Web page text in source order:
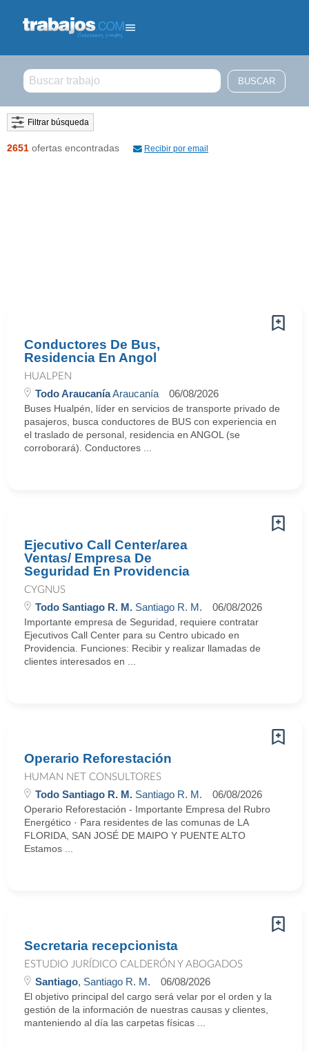
Filtrar búsqueda
2651 ofertas encontradas Recibir por email
Conductores De Bus,
Residencia En Angol
HUALPEN
Todo AraucaníaAraucanía 06/08/2026
Buses Hualpén, líder en servicios de transporte privado de
pasajeros, busca conductores de BUS con experiencia en
el traslado de personal, residencia en ANGOL (se
corroborará). Conductores ...
Ejecutivo Call Center/area
Ventas/ Empresa De
Seguridad En Providencia
CYGNUS
Todo Santiago R. M. Santiago R. M. 06/08/2026
Importante empresa de Seguridad, requiere contratar
Ejecutivos Call Center para su Centro ubicado en
Providencia. Funciones: Recibir y realizar llamadas de
clientes interesados en ...
Operario Reforestación
HUMAN NET CONSULTORES
Todo Santiago R. M. Santiago R. M. 06/08/2026
Operario Reforestación - Importante Empresa del Rubro
Energético · Para residentes de las comunas de LA
FLORIDA, SAN JOSÉ DE MAIPO Y PUENTE ALTO
Estamos ...
Secretaria recepcionista
ESTUDIO JURÍDICO CALDERÓN Y ABOGADOS
Santiago, Santiago R. M. 06/08/2026
El objetivo principal del cargo será velar por el orden y la
gestión de la información de nuestras causas y clientes,
manteniendo al día las carpetas físicas ...